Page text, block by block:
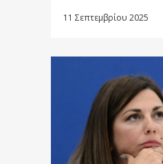
11 Σεπτεμβρίου 2025